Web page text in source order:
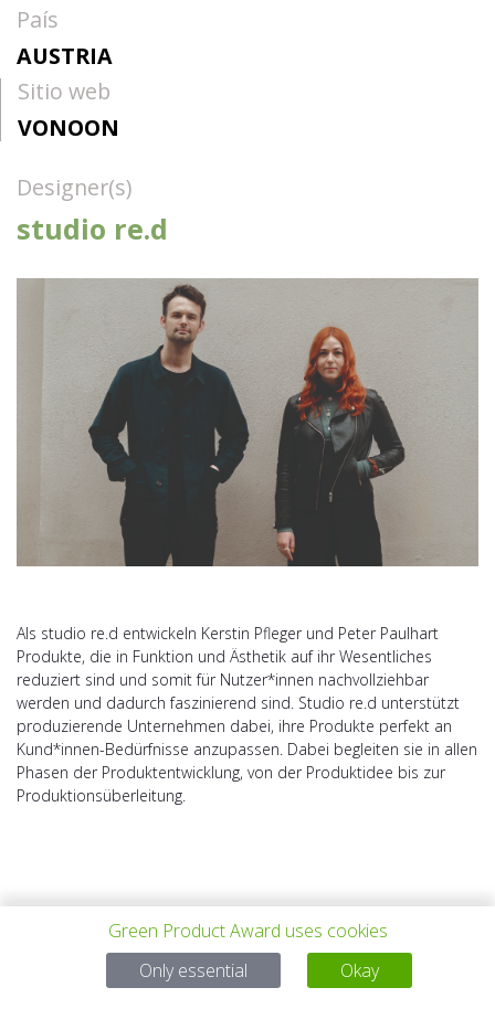
País
AUSTRIA
Sitio web
VONOON
Designer(s)
studio re.d
Als studio re.d entwickeln Kerstin Pfleger und Peter Paulhart
Produkte, die in Funktion und Ästhetik auf ihr Wesentliches
reduziert sind und somit für Nutzer*innen nachvollziehbar
werden und dadurch faszinierend sind. Studio re.d unterstützt
produzierende Unternehmen dabei, ihre Produkte perfekt an
Kund*innen-Bedürfnisse anzupassen. Dabei begleiten sie in allen
Phasen der Produktentwicklung, von der Produktidee bis zur
Produktionsüberleitung.
PROYECTO TODOS LOS SIGUIENTE
Green Product Award uses cookies
Only essential
Okay